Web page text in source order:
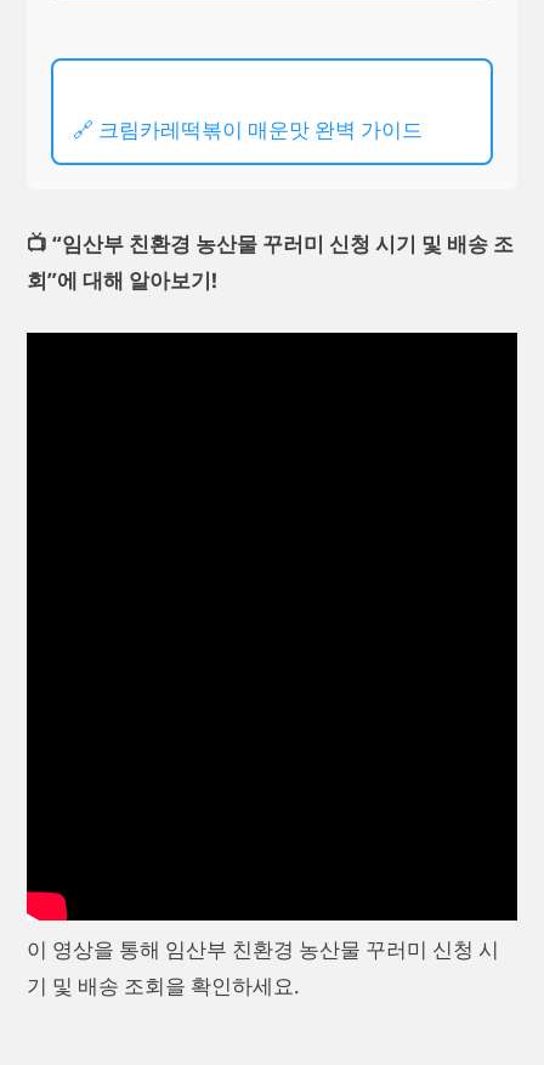
🔗 크림카레떡볶이 매운맛 완벽 가이드
📺 “임산부 친환경 농산물 꾸러미 신청 시기 및 배송 조
회”에 대해 알아보기!
이 영상을 통해 임산부 친환경 농산물 꾸러미 신청 시
기 및 배송 조회을 확인하세요.